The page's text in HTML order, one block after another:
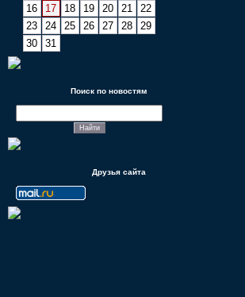
16
17 18 19 20 21
22
23
24 25 26 27 28
29
30
31
Поиск по новостям
Друзья сайта